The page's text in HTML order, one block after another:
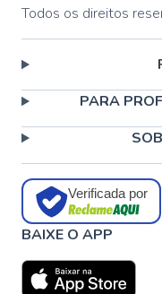
Todos os direitos
PARA
Verificada por
BAIXE O APP